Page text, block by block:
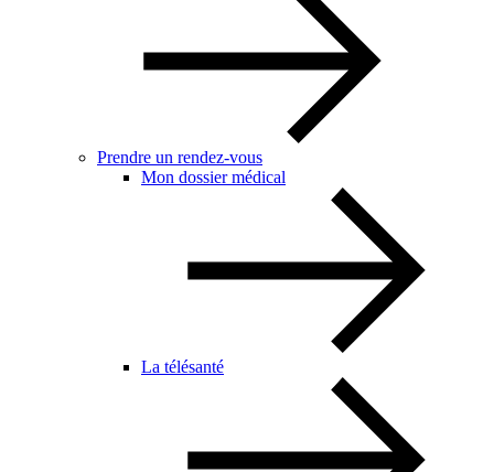
Prendre un rendez-vous
Mon dossier médical
La télésanté